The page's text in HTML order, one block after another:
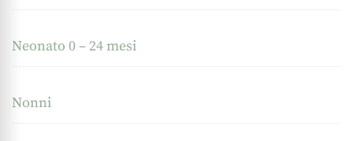
Neonato 0 – 24 mesi
Nonni